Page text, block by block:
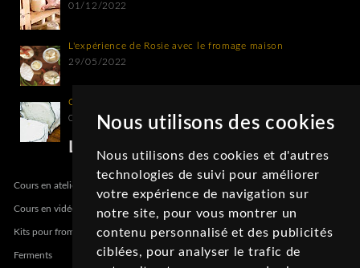
Nous utilisons des cookies
Nous utilisons des cookies et d'autres
technologies de suivi pour améliorer
votre expérience de navigation sur
notre site, pour vous montrer un
contenu personnalisé et des publicités
ciblées, pour analyser le trafic de
01/12/2022
L'expérience de Rosie avec le fromage maison
29/05/2022
Comment cendrer un fromage maison ?
06/03/2022
La boutique
Cours en atelier
Cours en vidéo
Kits pour fromage maison
Ferments